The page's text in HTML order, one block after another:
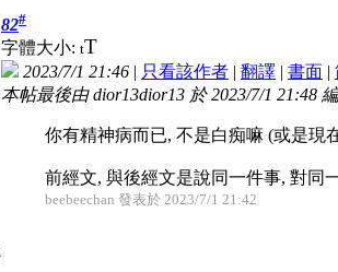
82#
字體大小: tT
2023/7/1 21:46 | 只看該作者 | 翻譯 | 書面 |
本帖最後由 dior13dior13 於 2023/7/1 21:48
你有精神病而已, 不是白痴嘛 (或是現
前經文, 與後經文是說同一件事, 對同
beebeechan 發表於 2023/7/1 21:42